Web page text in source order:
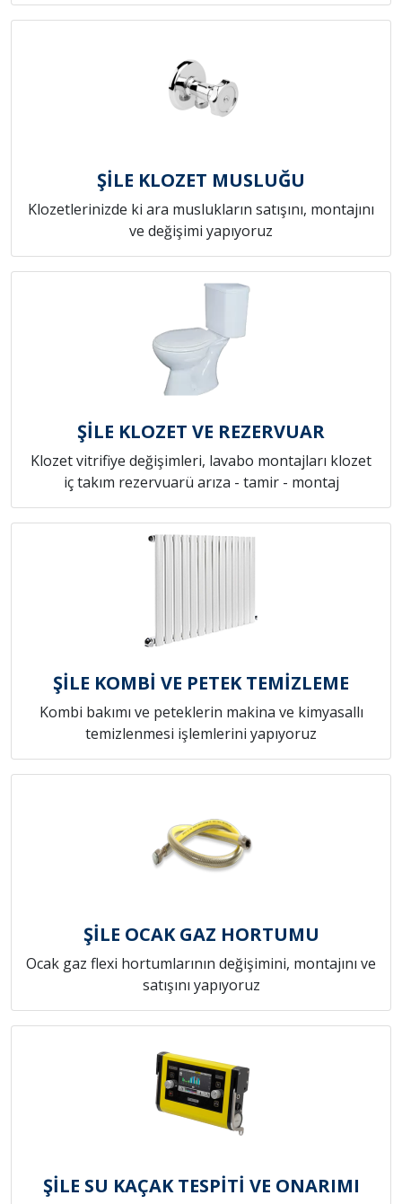
ŞİLE KLOZET MUSLUĞU
Klozetlerinizde ki ara muslukların satışını, montajını
ve değişimi yapıyoruz
ŞİLE KLOZET VE REZERVUAR
Klozet vitrifiye değişimleri, lavabo montajları klozet
iç takım rezervuarü arıza - tamir - montaj
ŞİLE KOMBİ VE PETEK TEMİZLEME
Kombi bakımı ve peteklerin makina ve kimyasallı
temizlenmesi işlemlerini yapıyoruz
ŞİLE OCAK GAZ HORTUMU
Ocak gaz flexi hortumlarının değişimini, montajını ve
satışını yapıyoruz
ŞİLE SU KAÇAK TESPİTİ VE ONARIMI